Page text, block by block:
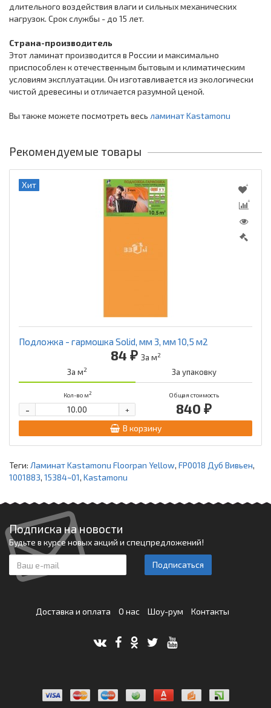
длительного воздействия влаги и сильных механических
нагрузок. Срок службы - до 15 лет.
Страна-производитель
Этот ламинат производится в России и максимально
приспособлен к отечественным бытовым и климатическим
условиям эксплуатации. Он изготавливается из экологически
чистой древесины и отличается разумной ценой.
Вы также можете посмотреть весь ламинат Kastamonu
Рекомендуемые товары
Хит
Подложка - гармошка Solid, мм 3, мм 10,5 м2
84 ₽ За м2
За м2 За упаковку
Кол-во м2 Общая стоимость
840 ₽
+
-
В корзину
Теги: Ламинат Kastamonu Floorpan Yellow, FP0018 Дуб Вивьен,
1001883, 15384~01, Kastamonu
Подписка на новости
Будьте в курсе новых акций и спецпредложений!
Подписаться
Доставка и оплата О нас Шоу-рум Контакты